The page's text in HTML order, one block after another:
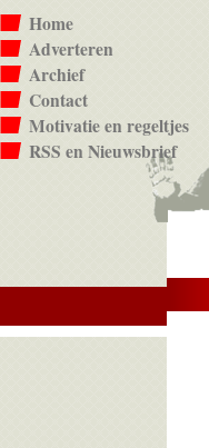
Home
Adverteren
Archief
Contact
Motivatie en regeltjes
RSS en Nieuwsbrief